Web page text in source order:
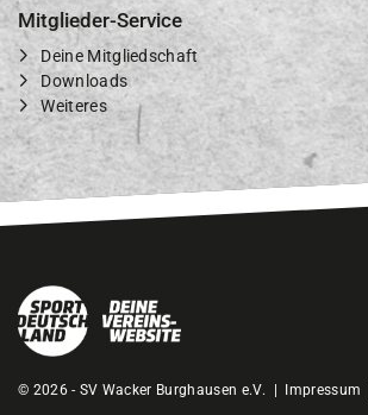
Mitglieder-Service
Deine Mitgliedschaft
Downloads
Weiteres
© 2026 - SV Wacker Burghausen e.V. | Impressum